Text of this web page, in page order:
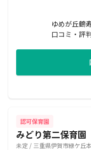
ゆめが丘鶴
口コミ・評
認可保育園
みどり第二保育園
未定 / 三重県伊賀市緑ケ丘